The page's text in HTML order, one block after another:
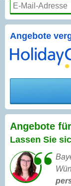
Angebote
Angebote
Lassen Sie